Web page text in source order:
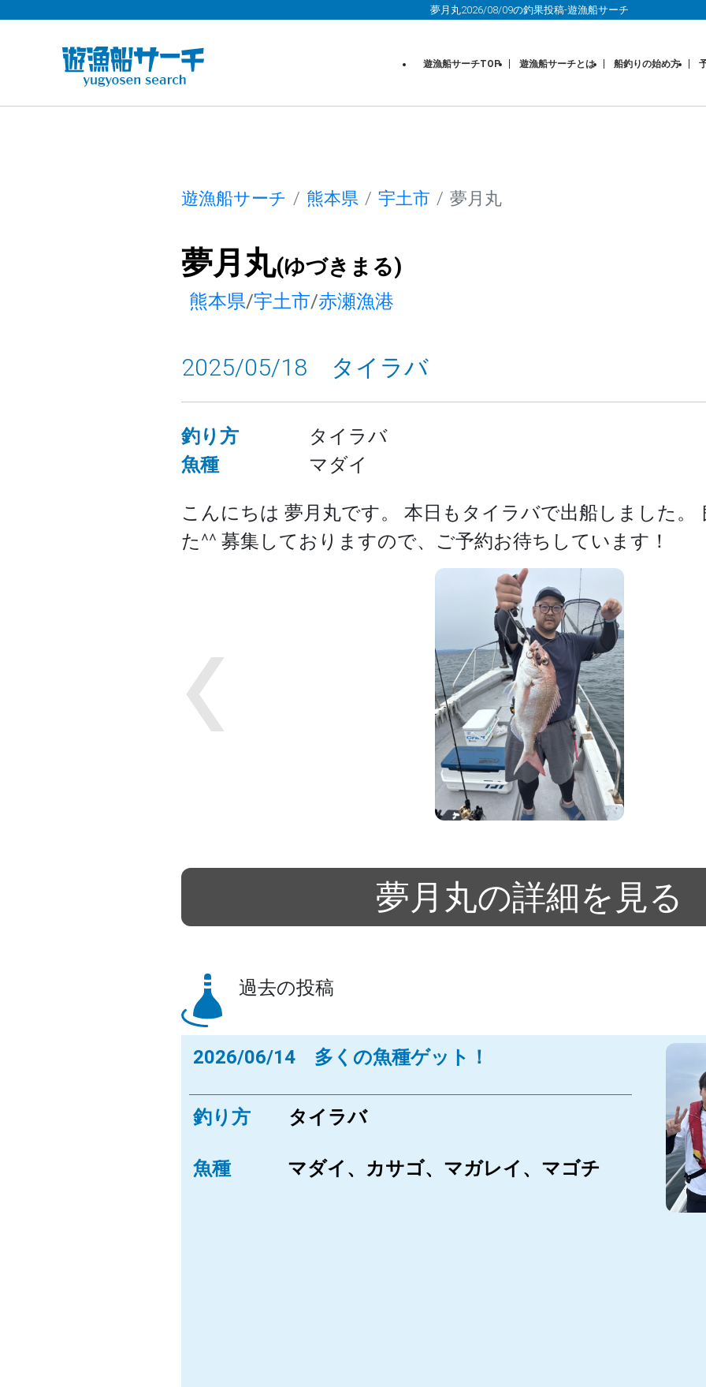
夢月丸2026/08/09の釣果投稿-遊漁船サーチ
遊漁船サーチTOP 遊漁船サーチとは 船釣りの始め方
遊漁船サーチ 熊本県 宇土市 夢月丸
夢月丸(ゆづきまる)
熊本県/宇土市/赤瀬漁港
2025/05/18 タイラバ
釣り方
タイラバ
魚種
マダイ
こんにちは 夢月丸です。 本日もタイラバで出船しました。
た^^ 募集しておりますので、ご予約お待ちしています！
Previous
夢月丸の詳細を見る
過去の投稿
2026/06/14 多くの魚種ゲット！
釣り方 タイラバ
魚種 マダイ、カサゴ、マガレイ、マゴチ